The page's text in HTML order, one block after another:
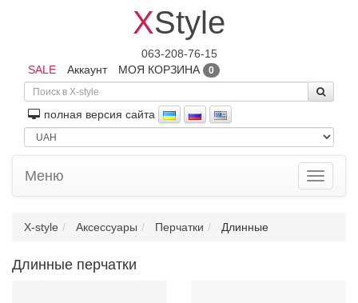
XStyle
063-208-76-15
SALE
Аккаунт МОЯ КОРЗИНА 0
полная версия сайта
Toggle
Меню
X-style Аксессуары Перчатки Длинные
Длинные перчатки